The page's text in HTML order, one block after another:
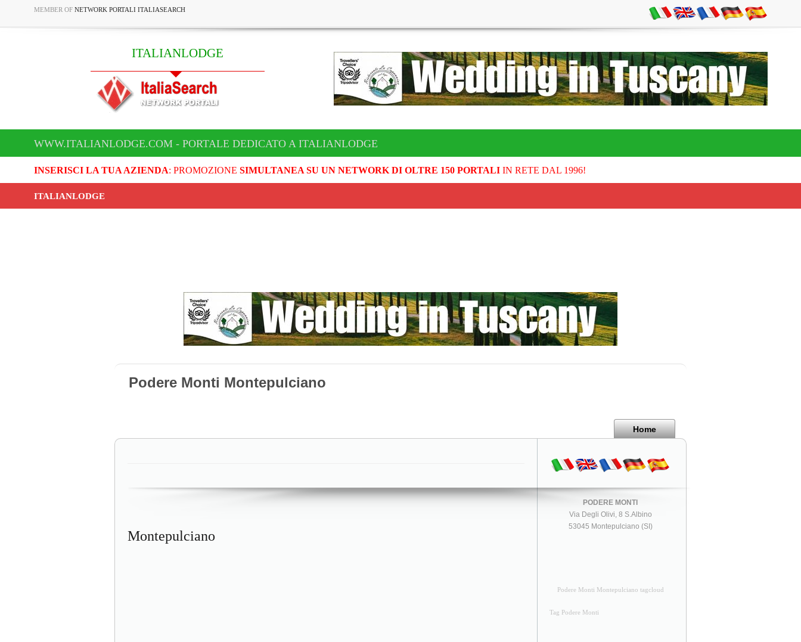
MEMBER OF NETWORK PORTALI ITALIASEARCH
ITALIANLODGE
WWW.ITALIANLODGE.COM - PORTALE DEDICATO A ITALIANLODGE
INSERISCI LA TUA AZIENDA: PROMOZIONE SIMULTANEA SU UN NETWORK DI OLTRE 150 PORTALIIN RETE DAL 1996!
ITALIANLODGE
Podere Monti Montepulciano
Home
Montepulciano
PODERE MONTI
Via Degli Olivi, 8 S.Albino
53045 Montepulciano (SI)
Podere Monti Montepulciano tagcloud
Tag Podere Monti